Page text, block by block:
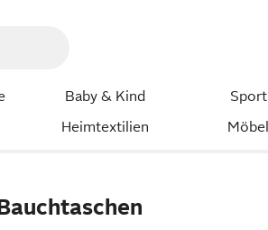
Baby & Kind Sport
Heimtextilien Möbel